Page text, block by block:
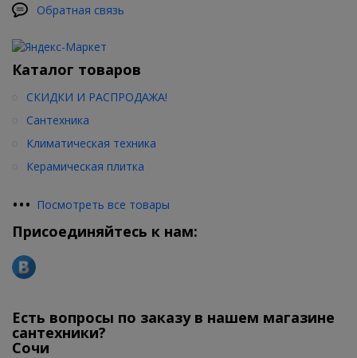
Обратная связь
Каталог товаров
СКИДКИ И РАСПРОДАЖА!
Сантехника
Климатическая техника
Керамическая плитка
••• Посмотреть все товары
Присоединяйтесь к нам:
Есть вопросы по заказу в нашем магазине
сантехники?
Сочи